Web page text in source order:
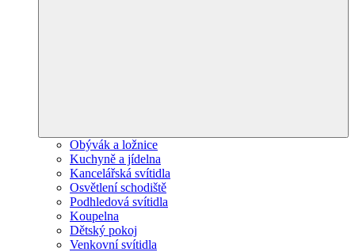
Obývák a ložnice
Kuchyně a jídelna
Kancelářská svítidla
Osvětlení schodiště
Podhledová svítidla
Koupelna
Dětský pokoj
Venkovní svítidla